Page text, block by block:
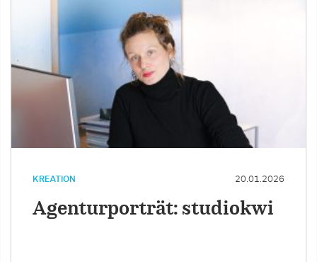
KREATION 20.01.2026
Agenturporträt: studiokwi